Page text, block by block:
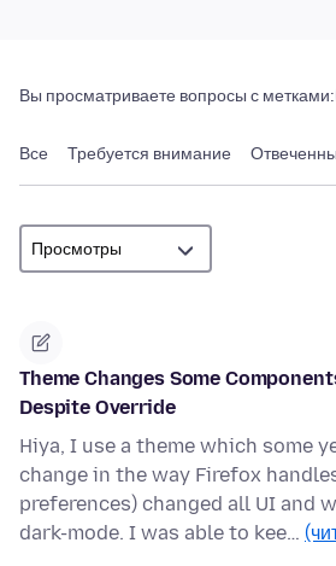
Вы просматриваете вопросы с метками:
Все Требуется внимание
Theme Changes Some
Despite Override
Hiya, I use a theme which some
change in the way Firefox
preferences) changed all UI and
dark-mode. I was able to kee…